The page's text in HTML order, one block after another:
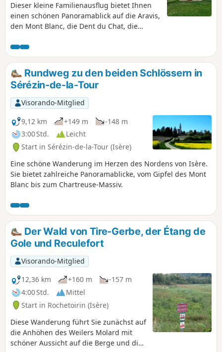
Dieser kleine Familienausflug bietet Ihnen
einen schönen Panoramablick auf die Aravis,
den Mont Blanc, die Dent du Chat, die
Vercors.
Rundweg zu den beiden Schlössern in
Sérézin-de-la-Tour
Visorando-Mitglied
9,12 km
+149 m
-148 m
3:00 Std.
Leicht
Start in Sérézin-de-la-Tour (Isère)
Eine schöne Wanderung im Herzen des Nordens von Isère.
Sie bietet zahlreiche Panoramablicke, vom Gipfel des Mont
Blanc bis zum Chartreuse-Massiv.
Der Wald von Tire-Gerbe, der Étang de
Gole und Reculefort
Visorando-Mitglied
12,36 km
+160 m
-157 m
4:00 Std.
Mittel
Start in Rochetoirin (Isère)
Diese Wanderung führt Sie zunächst auf
die Anhöhen des Weilers Molard mit
schöner Aussicht auf die Berge und die